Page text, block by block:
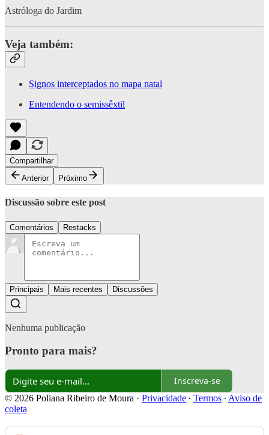
Astróloga do Jardim
Veja também:
Signos interceptados no mapa natal
Entendendo o semissêxtil
Compartilhar
Anterior
Próximo
Discussão sobre este post
Comentários Restacks
Principais Mais recentes Discussões
Nenhuma publicação
Pronto para mais?
Inscreva-se
© 2026 Poliana Ribeiro de Moura · Privacidade ∙ Termos ∙ Aviso de
coleta